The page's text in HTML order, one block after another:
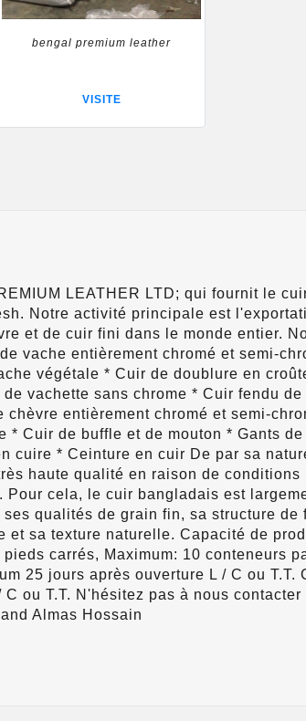
bengal premium leather
VISITE
LEATHER LTD; qui fournit le
Notre activité principale est
et de cuir fini dans le monde entier.
vache entièrement chromé et semi-
végétale * Cuir de doublure en
vachette sans chrome * Cuir fendu de
chèvre entièrement chromé et semi-
* Cuir de buffle et de mouton * Gants
cuire * Ceinture en cuir De par sa
haute qualité en raison de conditions
Pour cela, le cuir bangladais est
qualités de grain fin, sa structure de
et sa texture naturelle. Capacité de
carrés, Maximum: 10 conteneurs
25 jours après ouverture L / C ou T.T.
ou T.T. N'hésitez pas à nous contacter
Almas Hossain